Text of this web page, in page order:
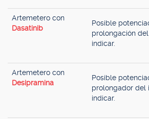
Artemetero con
Dasatinib
Posible
prolongación
indicar.
Artemetero con
Desipramina
Posible
prolongador del
indicar.